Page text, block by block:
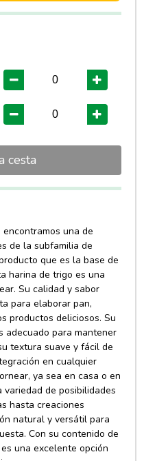
cesta
una de
de la subfamilia de
que es la base de
harina de trigo es una
Su calidad y sabor
para elaborar pan,
productos deliciosos. Su
adecuado para mantener
textura suave y fácil de
en cualquier
ya sea en casa o en
variedad de posibilidades
hasta creaciones
natural y versátil para
Con su contenido de
una excelente opción